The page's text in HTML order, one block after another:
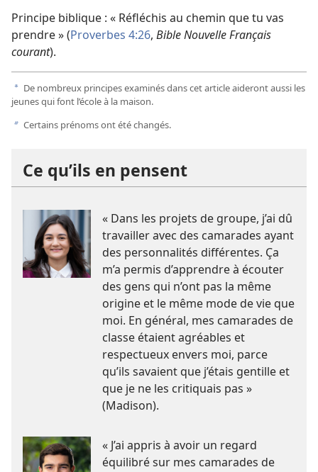
Principe biblique : « Réfléchis au chemin que tu vas
prendre » (Proverbes 4:26, Bible Nouvelle Français
courant).
a De nombreux principes examinés dans cet article aideront aussi les
jeunes qui font l’école à la maison.
b Certains prénoms ont été changés.
Ce qu’ils en pensent
« Dans les projets de groupe, j’ai dû
travailler avec des camarades ayant
des personnalités différentes. Ça
m’a permis d’apprendre à écouter
des gens qui n’ont pas la même
origine et le même mode de vie que
moi. En général, mes camarades de
classe étaient agréables et
respectueux envers moi, parce
qu’ils savaient que j’étais gentille et
que je ne les critiquais pas »
(Madison).
« J’ai appris à avoir un regard
équilibré sur mes camarades de